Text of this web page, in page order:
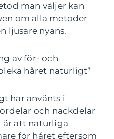
man väljer kan
om alla metoder
ljusare nyans.
av för- och
håret naturligt”
har använts i
och nackdelar
är att naturliga
för håret eftersom